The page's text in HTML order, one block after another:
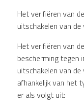
Het verifiëren van
uitschakelen van de
Het verifiëren van
bescherming
uitschakelen van
afhankelijk van het
er als volgt uit: